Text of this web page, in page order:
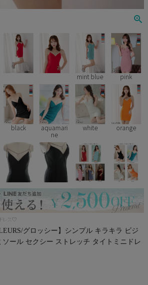
mint blue pink
black
aquamari
ne
white orange
レス♡
グロッシー】シンプル キラキラ ビジ
ール セクシー ストレッチ タイトミニドレ